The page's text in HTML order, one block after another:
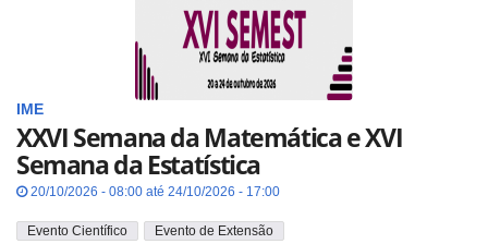
IME
XXVI Semana da Matemática e XVI
Semana da Estatística
20/10/2026 - 08:00 até 24/10/2026 - 17:00
Evento Científico
Evento de Extensão